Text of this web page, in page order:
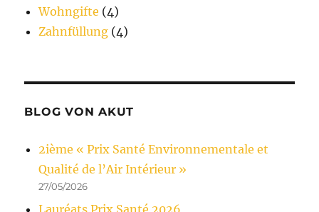
Wohngifte (4)
Zahnfüllung (4)
BLOG VON AKUT
2ième « Prix Santé Environnementale et
Qualité de l’Air Intérieur »
27/05/2026